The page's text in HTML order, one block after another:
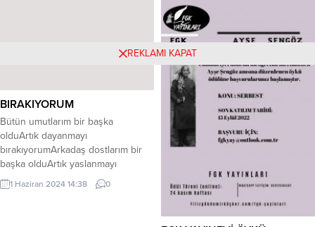
fidanları. Kendilerini kışa hazırlamak
BIRAKIYORUM
Bütün umutlarım bir başka
olduArtık dayanmayı
bırakıyorumArkadaş dostlarım bir
başka olduArtık yaslanmayı
bırakıyorumArtık bağlanmayı
bırakıyorum ***Bıraktım kendimi
1 Haziran 2024 14:38 0
REKLAMI KAPAT